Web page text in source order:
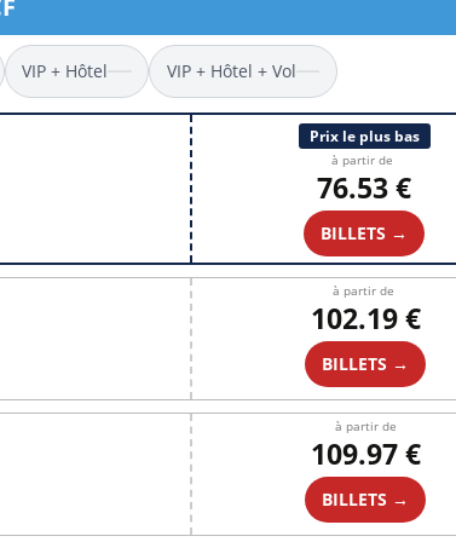
VIP + Hôtel VIP + Hôtel + Vol
Prix le plus bas
à partir de
76.53 €
BILLETS →
à partir de
102.19 €
BILLETS →
à partir de
109.97 €
BILLETS →